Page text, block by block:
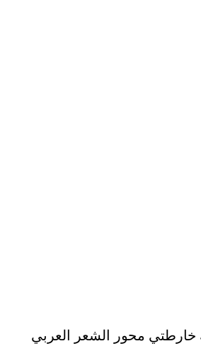
محور الشعر العربي